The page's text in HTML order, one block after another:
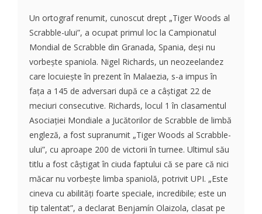
Un ortograf renumit, cunoscut drept „Tiger Woods al
Scrabble-ului”, a ocupat primul loc la Campionatul
Mondial de Scrabble din Granada, Spania, deși nu
vorbește spaniola. Nigel Richards, un neozeelandez
care locuiește în prezent în Malaezia, s-a impus în
fața a 145 de adversari după ce a câștigat 22 de
meciuri consecutive. Richards, locul 1 în clasamentul
Asociației Mondiale a Jucătorilor de Scrabble de limbă
engleză, a fost supranumit „Tiger Woods al Scrabble-
ului”, cu aproape 200 de victorii în turnee. Ultimul său
titlu a fost câștigat în ciuda faptului că se pare că nici
măcar nu vorbește limba spaniolă, potrivit UPI. „Este
cineva cu abilități foarte speciale, incredibile; este un
tip talentat”, a declarat Benjamín Olaizola, clasat pe